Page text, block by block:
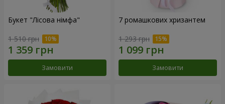
Букет "Лісова німфа"
1 510 грн
Замовити
7 ромашкових хризантем
1 293 грн
Замовити